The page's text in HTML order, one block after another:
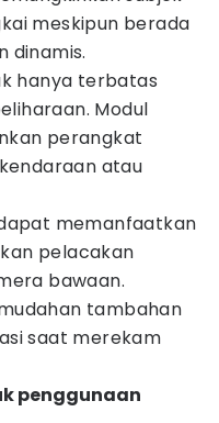
meskipun berada
dinamis.
hanya terbatas
Modul
perangkat
atau
memanfaatkan
pelacakan
bawaan.
tambahan
saat merekam
penggunaan